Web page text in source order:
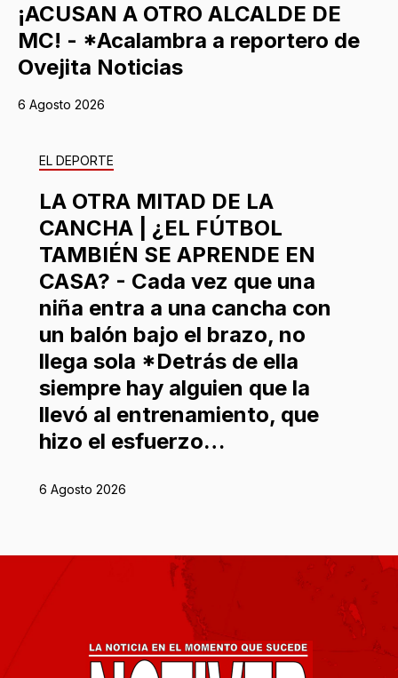
¡ACUSAN A OTRO ALCALDE DE
MC! - *Acalambra a reportero de
Ovejita Noticias
6 Agosto 2026
EL DEPORTE
LA OTRA MITAD DE LA
CANCHA | ¿EL FÚTBOL
TAMBIÉN SE APRENDE EN
CASA? - Cada vez que una
niña entra a una cancha con
un balón bajo el brazo, no
llega sola *Detrás de ella
siempre hay alguien que la
llevó al entrenamiento, que
hizo el esfuerzo…
6 Agosto 2026